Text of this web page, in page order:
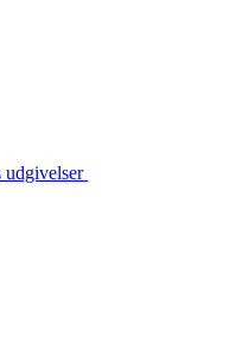
udgivelser